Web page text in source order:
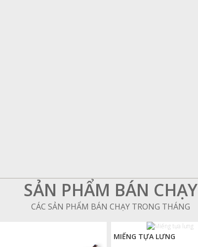
SẢN PHẨM BÁN CHẠY
CÁC SẢN PHẨM BÁN CHẠY TRONG THÁNG
MIẾNG TỰA LƯNG